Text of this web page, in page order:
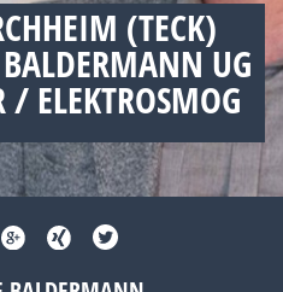
(TECK)
UG
ELEKTROSMOG